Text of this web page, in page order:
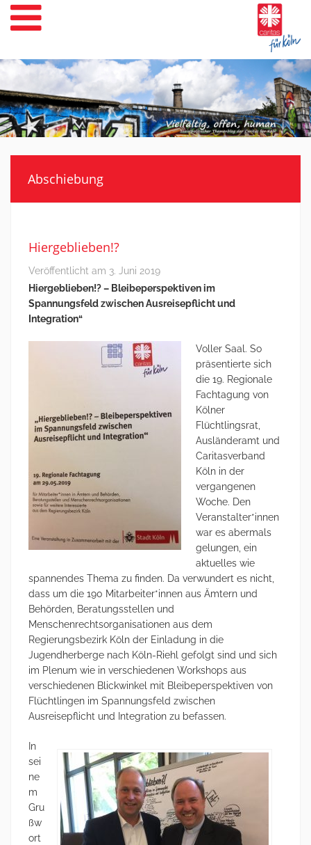
Weiter
zum
Inhalt
Abschiebung
Hiergeblieben!?
Veröffentlicht am 3. Juni 2019
Hiergeblieben!? – Bleibeperspektiven im
Spannungsfeld zwischen Ausreisepflicht und
Integration“
Voller Saal. So
präsentierte sich
die 19. Regionale
Fachtagung von
Kölner
Flüchtlingsrat,
Ausländeramt und
Caritasverband
Köln in der
vergangenen
Woche. Den
Veranstalter*innen
war es abermals
gelungen, ein
aktuelles wie
spannendes Thema zu finden. Da verwundert es nicht,
dass um die 190 Mitarbeiter*innen aus Ämtern und
Behörden, Beratungsstellen und
Menschenrechtsorganisationen aus dem
Regierungsbezirk Köln der Einladung in die
Jugendherberge nach Köln-Riehl gefolgt sind und sich
im Plenum wie in verschiedenen Workshops aus
verschiedenen Blickwinkel mit Bleibeperspektiven von
Flüchtlingen im Spannungsfeld zwischen
Ausreisepflicht und Integration zu befassen.
In
sei
ne
m
Gru
ßw
ort